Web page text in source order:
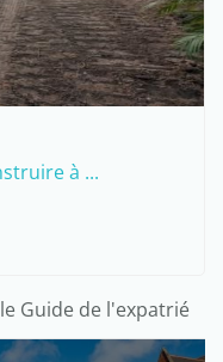
à ...
Guide de l'expatrié